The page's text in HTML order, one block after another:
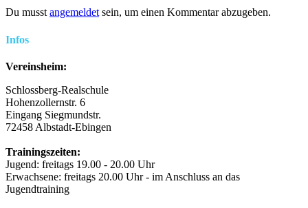
Du musst angemeldet sein, um einen Kommentar abzugeben.
Infos
Vereinsheim:
Schlossberg-Realschule
Hohenzollernstr. 6
Eingang Siegmundstr.
72458 Albstadt-Ebingen
Trainingszeiten:
Jugend: freitags 19.00 - 20.00 Uhr
Erwachsene: freitags 20.00 Uhr - im Anschluss an das
Jugendtraining